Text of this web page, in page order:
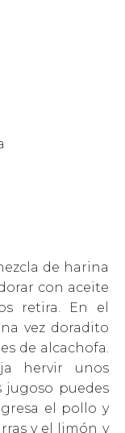
de harina
con aceite
retira. En el
vez doradito
de alcachofa.
hervir unos
jugoso puedes
el pollo y
y el limón y